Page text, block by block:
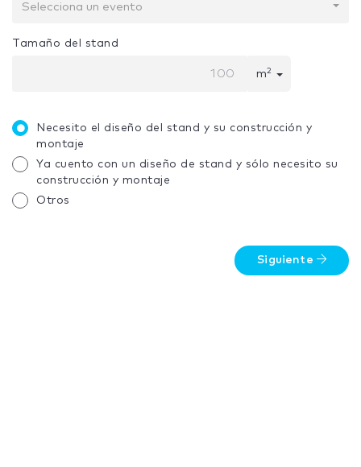
Selecciona un evento
Tamaño del stand
m2
Necesito el diseño del stand y su construcción y
montaje
Ya cuento con un diseño de stand y sólo necesito su
construcción y montaje
Otros
Siguiente